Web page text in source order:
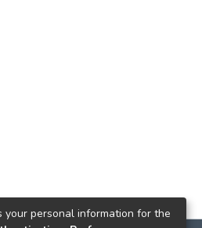
your personal information for the